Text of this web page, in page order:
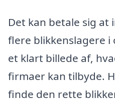
Det kan betale sig
flere blikkenslagere
et klart billede af,
firmaer kan tilbyde.
finde den rette